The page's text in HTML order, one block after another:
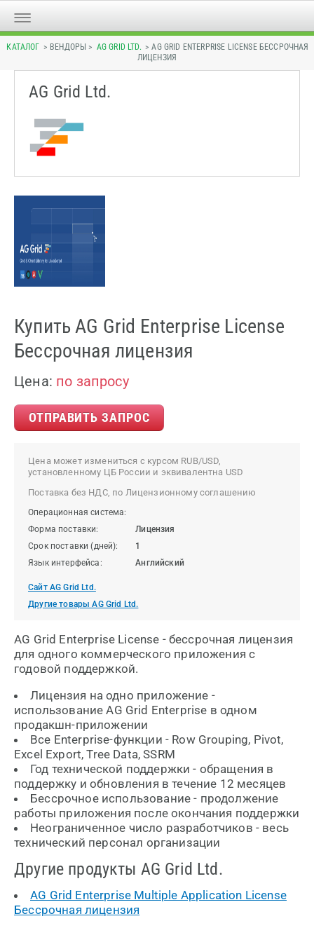
КАТАЛОГ > ВЕНДОРЫ > AG GRID LTD. > AG GRID ENTERPRISE LICENSE БЕССРОЧНАЯ
ЛИЦЕНЗИЯ
AG Grid Ltd.
Купить AG Grid Enterprise License
Бессрочная лицензия
Цена: по запросу
ОТПРАВИТЬ ЗАПРОС
Цена может измениться с курсом RUB/USD,
установленному ЦБ России и эквивалентна USD
Поставка без НДС, по Лицензионному соглашению
Операционная система:
Форма поставки:
Лицензия
Срок поставки (дней):
1
Язык интерфейса:
Английский
Сайт AG Grid Ltd.
Другие товары AG Grid Ltd.
AG Grid Enterprise License - бессрочная лицензия
для одного коммерческого приложения с
годовой поддержкой.
Лицензия на одно приложение -
использование AG Grid Enterprise в одном
продакшн-приложении
Все Enterprise-функции - Row Grouping, Pivot,
Excel Export, Tree Data, SSRM
Год технической поддержки - обращения в
поддержку и обновления в течение 12 месяцев
Бессрочное использование - продолжение
работы приложения после окончания поддержки
Неограниченное число разработчиков - весь
технический персонал организации
Другие продукты AG Grid Ltd.
AG Grid Enterprise Multiple Application License
Бессрочная лицензия